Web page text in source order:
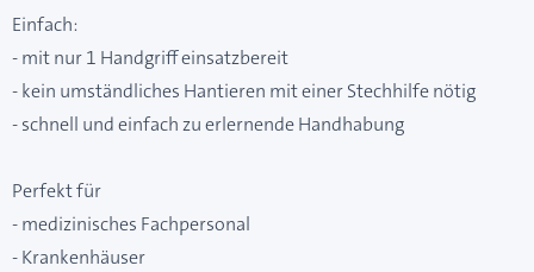
Einfach:
- mit nur 1 Handgriff einsatzbereit
- kein umständliches Hantieren mit einer Stechhilfe nötig
- schnell und einfach zu erlernende Handhabung
Perfekt für
- medizinisches Fachpersonal
- Krankenhäuser